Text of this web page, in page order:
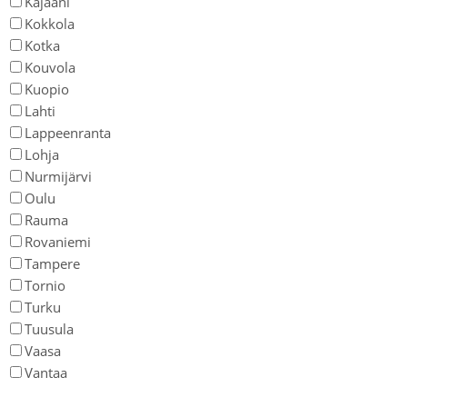
Kokkola
Kotka
Kouvola
Kuopio
Lahti
Lappeenranta
Lohja
Nurmijärvi
Oulu
Rauma
Rovaniemi
Tampere
Tornio
Turku
Tuusula
Vaasa
Vantaa